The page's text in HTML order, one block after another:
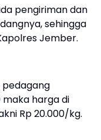
pengiriman dan
sehingga
Jember.
pedagang
maka harga di
Rp 20.000/kg.